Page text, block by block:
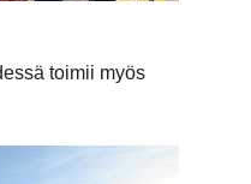
toimii myös